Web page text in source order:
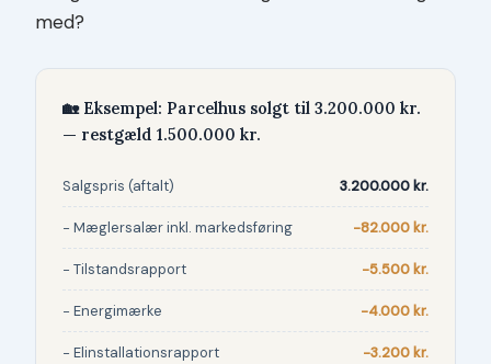
med?
🏡 Eksempel: Parcelhus solgt til 3.200.000 kr.
— restgæld 1.500.000 kr.
Salgspris (aftalt) 3.200.000 kr.
− Mæglersalær inkl. markedsføring −82.000 kr.
− Tilstandsrapport −5.500 kr.
− Energimærke −4.000 kr.
− Elinstallationsrapport −3.200 kr.